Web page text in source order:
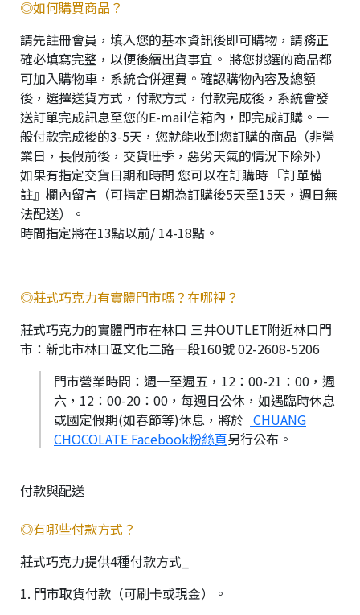
◎如何購買商品？
請先註冊會員，填入您的基本資訊後即可購物，請務正
確必填寫完整，以便後續出貨事宜。 將您挑選的商品都
可加入購物車，系統合併運費。確認購物內容及總額
後，選擇送貨方式，付款方式，付款完成後，系統會發
送訂單完成訊息至您的E-mail信箱內，即完成訂購。一
般付款完成後的3-5天，您就能收到您訂購的商品（非營
業日，長假前後，交貨旺季，惡劣天氣的情況下除外）
如果有指定交貨日期和時間 您可以在訂購時 『訂單備
註』欄內留言（可指定日期為訂購後5天至15天，週日無
法配送）。
時間指定將在13點以前/ 14-18點。
◎莊式巧克力有實體門市嗎？在哪裡？
莊式巧克力的實體門市在林口 三井OUTLET附近林口門
市：新北市林口區文化二路一段160號 02-2608-5206
門市營業時間：週一至週五，12：00-21：00，週
六，12：00-20：00，每週日公休，如遇臨時休息
或國定假期(如春節等)休息，將於 CHUANG
CHOCOLATE Facebook粉絲頁另行公布。
付款與配送
◎有哪些付款方式？
莊式巧克力提供4種付款方式_
1. 門市取貨付款（可刷卡或現金）。